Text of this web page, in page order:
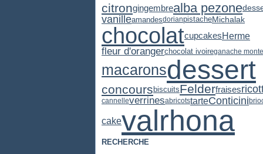
citrongingembrealba pezone
vanilleamandesdorianpistacheMichalak
chocolatcupcakesHerme
fleur d'orangerchocolat ivoireganache
macaronsdessert
concours biscuitsFelderfraises
cannelleverrinesabricotstarteConticini
cakevalrhona
RECHERCHE